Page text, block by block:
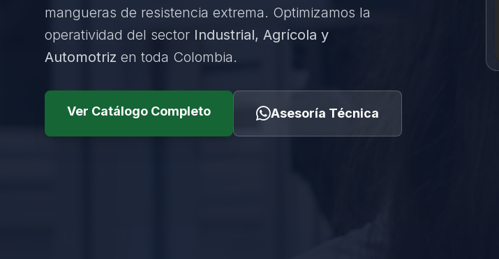
mangueras de resistencia extrema. Optimizamos la
operatividad del sector Industrial, Agrícola y
Automotriz en toda Colombia.
Ver Catálogo Completo Asesoría Técnica